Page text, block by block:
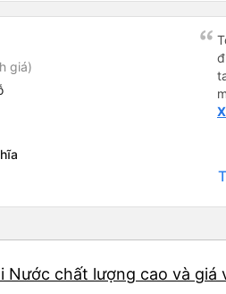
giá)
tay quả thật khiến tôi
Nước chất lượng cao và giá